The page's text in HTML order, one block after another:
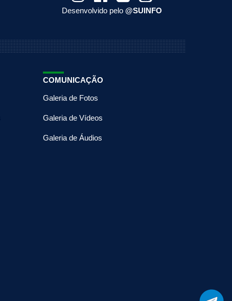
Desenvolvido pelo @SUINFO
COMUNICAÇÃO
Galeria de Fotos
Galeria de Vídeos
Galeria de Áudios